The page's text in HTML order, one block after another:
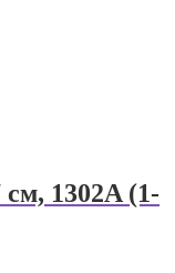
1302A (1-